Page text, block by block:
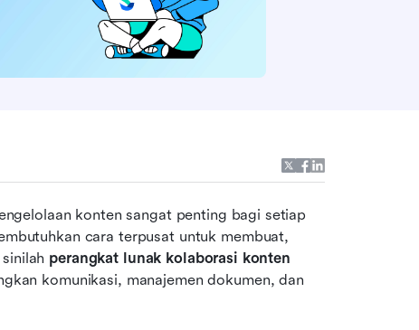
konten sangat penting bagi setiap
cara terpusat untuk membuat,
perangkat lunak kolaborasi konten
komunikasi, manajemen dokumen, dan